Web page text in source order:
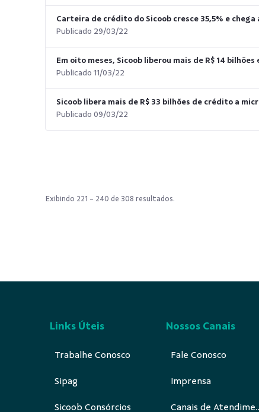
Carteira de crédito do Sicoob cresce 35,5% e chega
Publicado 29/03/22
Em oito meses, Sicoob liberou mais de R$ 14
Publicado 11/03/22
Sicoob libera mais de R$ 33 bilhões de crédito a
Publicado 09/03/22
Exibindo 221 - 240 de 308 resultados.
Links Úteis
Trabalhe Conosco
Sipag
Sicoob Consórcios
Nossos Canais
Fale Conosco
Imprensa
Canais